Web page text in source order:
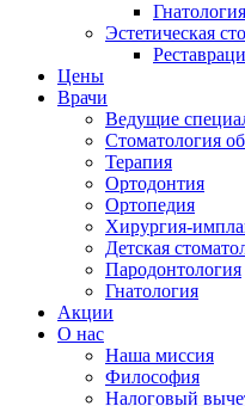
Гнатология
Эстетическая
Цены
Врачи
Ведущие
Стоматология
Терапия
Ортодонтия
Ортопедия
Хирургия-
Детская
Пародонтология
Гнатология
Акции
О нас
Наша миссия
Философия
Налоговый